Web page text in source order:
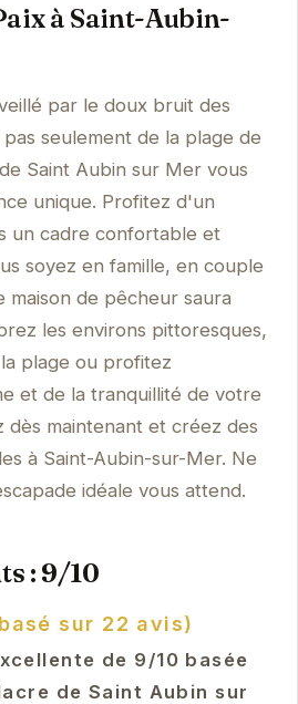
à Saint-Aubin-
par le doux bruit des
seulement de la plage de
Saint Aubin sur Mer vous
unique. Profitez d'un
un cadre confortable et
soyez en famille, en couple
maison de pêcheur saura
les environs pittoresques,
plage ou profitez
et de la tranquillité de votre
dès maintenant et créez des
à Saint-Aubin-sur-Mer. Ne
idéale vous attend.
: 9/10
sur 22 avis)
de 9/10 basée
de Saint Aubin sur